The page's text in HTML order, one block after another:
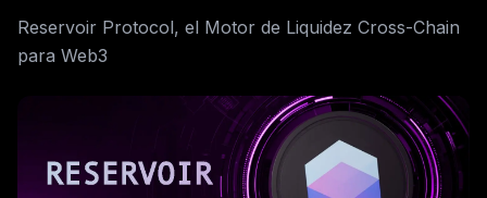
Reservoir Protocol, el Motor de Liquidez Cross-Chain
para Web3